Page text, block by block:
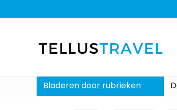
Bladeren door rubrieken